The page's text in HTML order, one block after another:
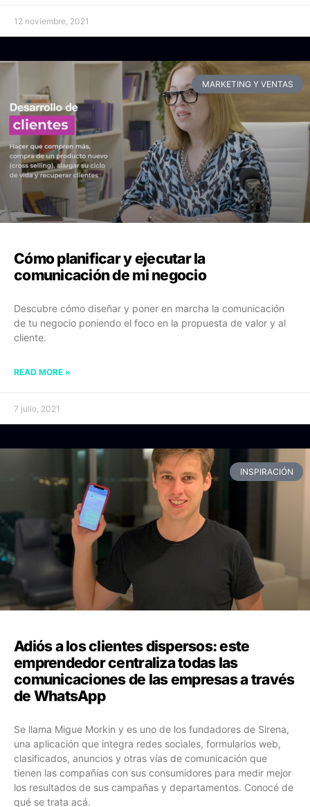
12 noviembre, 2021
MARKETING Y VENTAS
Cómo planificar y ejecutar la
comunicación de mi negocio
Descubre cómo diseñar y poner en marcha la comunicación
de tu negocio poniendo el foco en la propuesta de valor y al
cliente.
READ MORE »
7 julio, 2021
INSPIRACIÓN
Adiós a los clientes dispersos: este
emprendedor centraliza todas las
comunicaciones de las empresas a través
de WhatsApp
Se llama Migue Morkin y es uno de los fundadores de Sirena,
una aplicación que integra redes sociales, formularios web,
clasificados, anuncios y otras vías de comunicación que
tienen las compañías con sus consumidores para medir mejor
los resultados de sus campañas y departamentos. Conocé de
qué se trata acá.